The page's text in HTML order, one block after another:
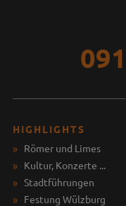
HIGHLIGHTS
Römer und Limes
Kultur, Konzerte ...
Stadtführungen
Festung Wülzburg